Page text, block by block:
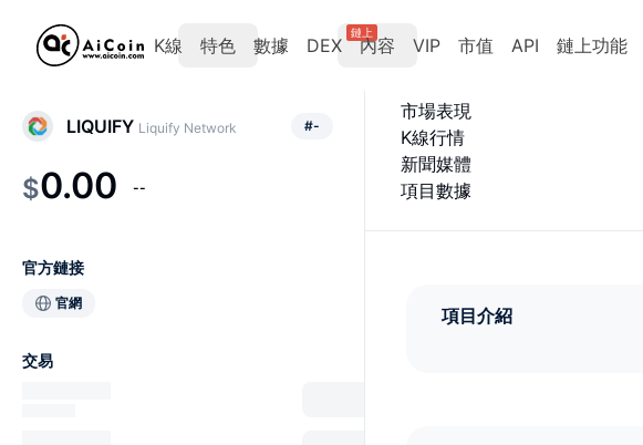
K線 特色 數據 DEX
鏈上
內容 VIP 市值 API 鏈上功能
市場表現
K線行情
新聞媒體
項目數據
項目介紹
LIQUIFY Liquify Network #-
$0.00 --
官方鏈接
官網
交易